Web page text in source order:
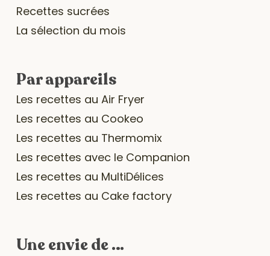
Recettes sucrées
La sélection du mois
Par appareils
Les recettes au Air Fryer
Les recettes au Cookeo
Les recettes au Thermomix
Les recettes avec le Companion
Les recettes au MultiDélices
Les recettes au Cake factory
Une envie de …